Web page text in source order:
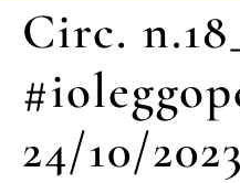
Circ.
24/10/2023